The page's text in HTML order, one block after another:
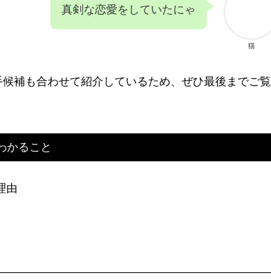
猫
真剣な恋愛をしていたにゃ
補も合わせて紹介しているため、ぜひ最後までご覧
かること
由